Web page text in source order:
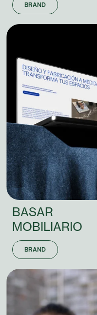
BRAND
BASAR
MOBILIARIO
BRAND